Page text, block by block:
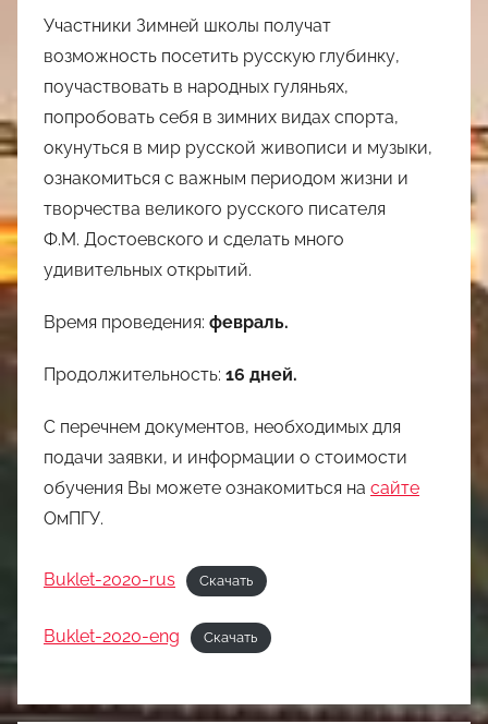
Участники Зимней школы получат
возможность посетить русскую глубинку,
поучаствовать в народных гуляньях,
попробовать себя в зимних видах спорта,
окунуться в мир русской живописи и музыки,
ознакомиться с важным периодом жизни и
творчества великого русского писателя
Ф.М. Достоевского и сделать много
удивительных открытий.
Время проведения: февраль.
Продолжительность: 16 дней.
С перечнем документов, необходимых для
подачи заявки, и информации о стоимости
обучения Вы можете ознакомиться на сайте
ОмПГУ.
Buklet-2020-rus Скачать
Buklet-2020-eng Скачать